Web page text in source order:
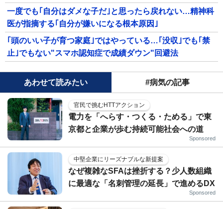
一度でも｢自分はダメな子だ｣と思ったら戻れない…精神科
医が指摘する｢自分が嫌いになる根本原因｣
｢頭のいい子が育つ家庭｣ではやっている…｢没収｣でも｢禁
止｣でもない"スマホ認知症で成績ダウン"回避法
あわせて読みたい #病気の記事
官民で挑むHTTアクション
電力を「へらす・つくる・ためる」で東
京都と企業が歩む持続可能社会への道
Sponsored
中堅企業にリーズナブルな新提案
なぜ複雑なSFAは挫折する？少人数組織
に最適な「名刺管理の延長」で進めるDX
Sponsored